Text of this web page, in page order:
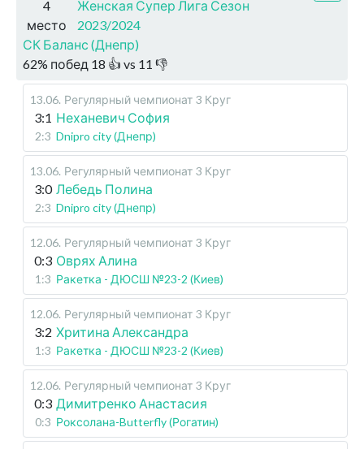
4
место
Женская Супер Лига Сезон
2023/2024
СК Баланс (Днепр)
62% побед 18 👍 vs 11 👎
13.06. Регулярный чемпионат 3 Круг
3:1 Неханевич София
2:3 Dnipro city (Днепр)
13.06. Регулярный чемпионат 3 Круг
3:0 Лебедь Полина
2:3 Dnipro city (Днепр)
12.06. Регулярный чемпионат 3 Круг
0:3 Оврях Алина
1:3 Ракетка - ДЮСШ №23-2 (Киев)
12.06. Регулярный чемпионат 3 Круг
3:2 Хритина Александра
1:3 Ракетка - ДЮСШ №23-2 (Киев)
12.06. Регулярный чемпионат 3 Круг
0:3 Димитренко Анастасия
0:3 Роксолана-Butterfly (Рогатин)